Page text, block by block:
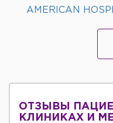
AMERICAN
ОТЗЫВЫ
КЛИНИКАХ И